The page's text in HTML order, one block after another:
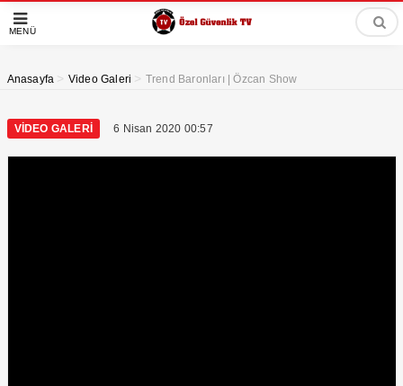
MENÜ
Anasayfa > Video Galeri > Trend Baronları | Özcan Show
VIDEO GALERI 6 Nisan 2020 00:57